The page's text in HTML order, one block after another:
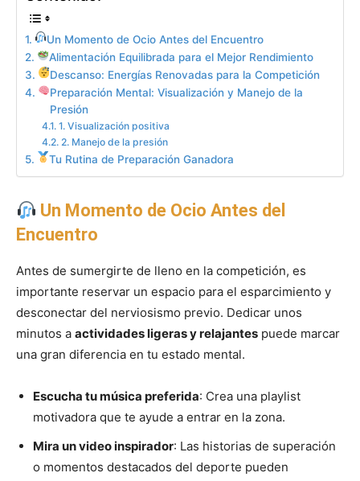
Un Momento de Ocio Antes del Encuentro
Alimentación Equilibrada para el Mejor Rendimiento
Descanso: Energías Renovadas para la Competición
Preparación Mental: Visualización y Manejo de la
Presión
1. Visualización positiva
2. Manejo de la presión
Tu Rutina de Preparación Ganadora
Un Momento de Ocio Antes del
Encuentro
Antes de sumergirte de lleno en la competición, es
importante reservar un espacio para el esparcimiento y
desconectar del nerviosismo previo. Dedicar unos
minutos a actividades ligeras y relajantes puede marcar
una gran diferencia en tu estado mental.
Escucha tu música preferida: Crea una playlist
motivadora que te ayude a entrar en la zona.
Mira un video inspirador: Las historias de superación
o momentos destacados del deporte pueden